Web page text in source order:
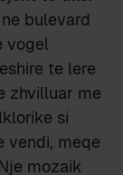
bulevard
vogel
te lere
zhvilluar me
si
vendi, meqe
mozaik